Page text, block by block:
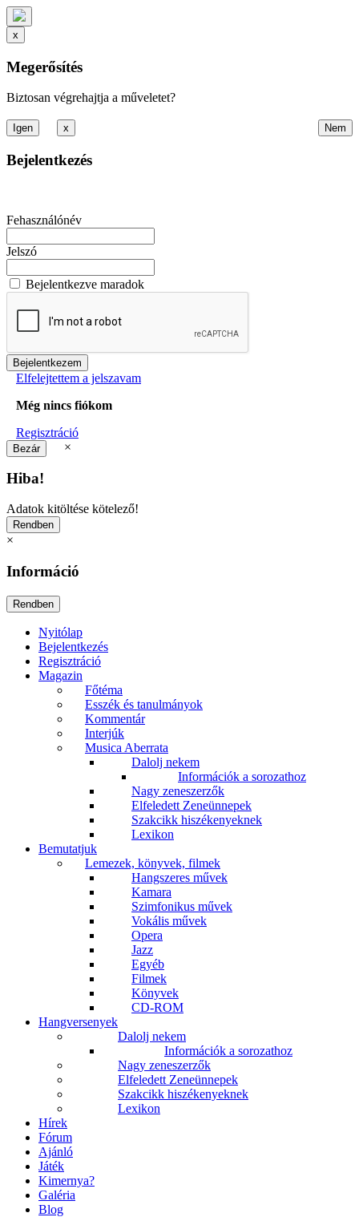
x
Megerősítés
Biztosan végrehajtja a műveletet?
x
Bejelentkezés
Fehasználónév
Jelszó
Bejelentkezve maradok
Elfelejtettem a jelszavam
Még nincs fiókom
Regisztráció
×
Hiba!
Adatok kitöltése kötelező!
×
Információ
Nyitólap
Bejelentkezés
Regisztráció
Magazin
Főtéma
Esszék és tanulmányok
Kommentár
Interjúk
Musica Aberrata
Dalolj nekem
Információk a sorozathoz
Nagy zeneszerzők
Elfeledett Zeneünnepek
Szakcikk hiszékenyeknek
Lexikon
Bemutatjuk
Lemezek, könyvek, filmek
Hangszeres művek
Kamara
Szimfonikus művek
Vokális művek
Opera
Jazz
Egyéb
Filmek
Könyvek
CD-ROM
Hangversenyek
Dalolj nekem
Információk a sorozathoz
Nagy zeneszerzők
Elfeledett Zeneünnepek
Szakcikk hiszékenyeknek
Lexikon
Hírek
Fórum
Ajánló
Játék
Kimernya?
Galéria
Blog